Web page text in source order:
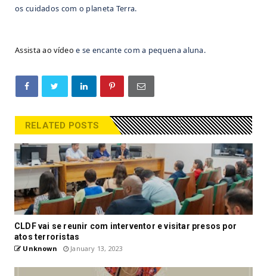
os cuidados com o planeta Terra.
Assista ao vídeo e se encante com a pequena aluna.
RELATED POSTS
CLDF vai se reunir com interventor e visitar presos por
atos terroristas
Unknown January 13, 2023